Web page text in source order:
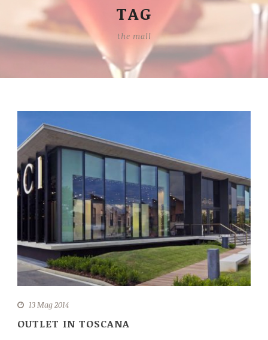
OSPITALITA’
CAMERE
CONTATTI
TAG
the mall
13 Mag 2014
OUTLET IN TOSCANA